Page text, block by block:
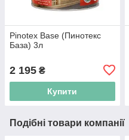
Pinotex Base (Пинотекс
База) 3л
2 195 ₴
Купити
Подібні товари компанії